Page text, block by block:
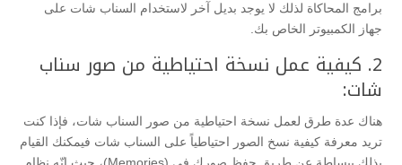
برامج المحاكاة لذلك لا يوجد بديل آخر لاستخدام السناب شات على
جهاز الكمبيوتر الخاص بك.
2. كيفية عمل نسخة احتياطية من صور سناب
شات:
هناك عدة طرق لعمل نسخة احتياطية من صور السناب شات، فإذا كنت
تريد معرفة كيفية نسخ الصور احتياطياً على السناب شات فيمكنك القيام